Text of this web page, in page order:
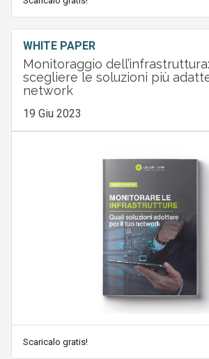
WHITE PAPER
Monitoraggio
scegliere le soluzioni più
network
19 Giu 2023
Scaricalo gratis!